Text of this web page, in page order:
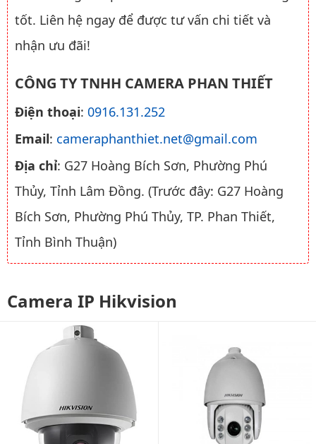
tốt. Liên hệ ngay để được tư vấn chi tiết và
nhận ưu đãi!
CÔNG TY TNHH CAMERA PHAN THIẾT
Điện thoại: 0916.131.252
Email: cameraphanthiet.net@gmail.com
Địa chỉ: G27 Hoàng Bích Sơn, Phường Phú
Thủy, Tỉnh Lâm Đồng. (Trước đây: G27 Hoàng
Bích Sơn, Phường Phú Thủy, TP. Phan Thiết,
Tỉnh Bình Thuận)
Camera IP Hikvision